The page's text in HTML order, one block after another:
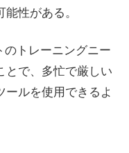
性がある。
のトレーニングニー
とで、多忙で厳しい
ールを使用できるよ